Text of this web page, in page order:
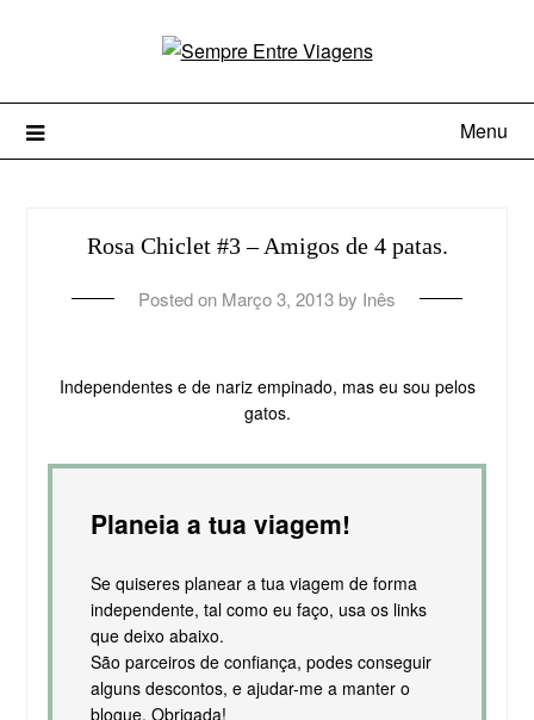
Menu
Rosa Chiclet #3 – Amigos de 4 patas.
Posted on Março 3, 2013 by Inês
Independentes e de nariz empinado, mas eu sou pelos
gatos.
Planeia a tua viagem!
Se quiseres planear a tua viagem de forma
independente, tal como eu faço, usa os links
que deixo abaixo.
São parceiros de confiança, podes conseguir
alguns descontos, e ajudar-me a manter o
blogue. Obrigada!